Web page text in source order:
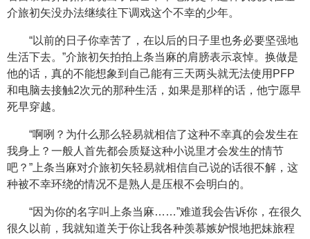
介旅初矢没办法继续往下调戏这个不幸的少年。
“以前的日子你幸苦了，在以后的日子里也务必要坚强地
生活下去。”介旅初矢拍拍上条当麻的肩膀表示哀悼。换做是
他的话，真的不能想象到自己能有三天两头就无法使用PFP
和电脑去接触2次元的那种生活，如果是那样的话，他宁愿早
死早穿越。
“啊咧？为什么那么轻易就相信了这种不幸真的会发生在
我身上？一般人首先都会质疑这种小说里才会发生的情节
吧？”上条当麻对介旅初矢轻易就相信自己说的话很不解，这
种被不幸环绕的情况不是熟人是压根不会明白的。
“因为你的名字叫上条当麻……”难道我会告诉你，在很久
很久以前，我就知道关于你让我各种羡慕嫉妒恨地把妹旅程